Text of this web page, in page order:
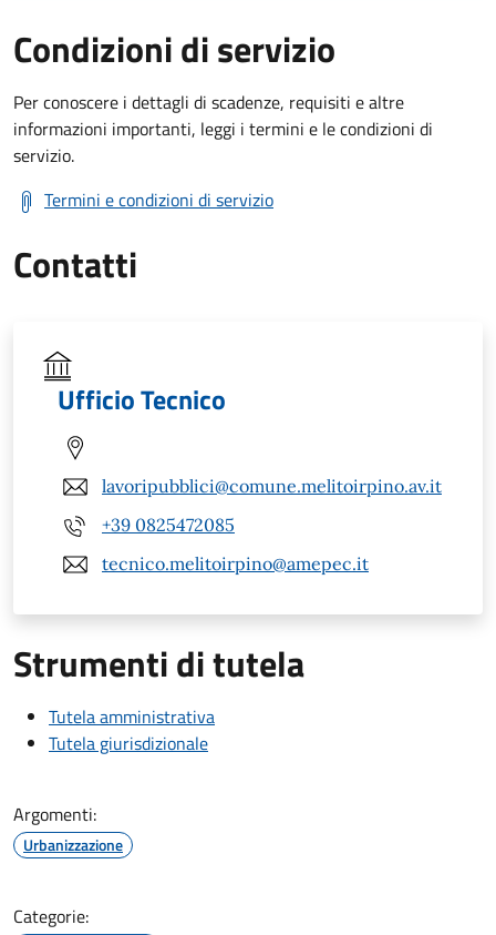
Condizioni di servizio
Per conoscere i dettagli di scadenze, requisiti e altre
informazioni importanti, leggi i termini e le condizioni di
servizio.
Termini e condizioni di servizio
Contatti
Ufficio Tecnico
lavoripubblici@comune.melitoirpino.av.it
+39 0825472085
tecnico.melitoirpino@amepec.it
Strumenti di tutela
Tutela amministrativa
Tutela giurisdizionale
Argomenti:
Urbanizzazione
Categorie: